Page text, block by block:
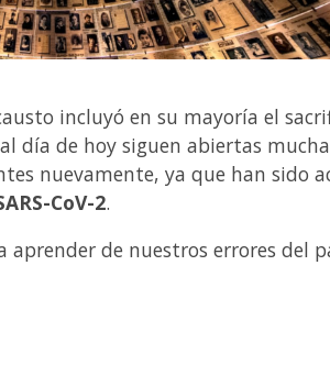
incluyó en su mayoría el
día de hoy siguen abiertas
nuevamente, ya que han sido
CoV-2.
aprender de nuestros errores del